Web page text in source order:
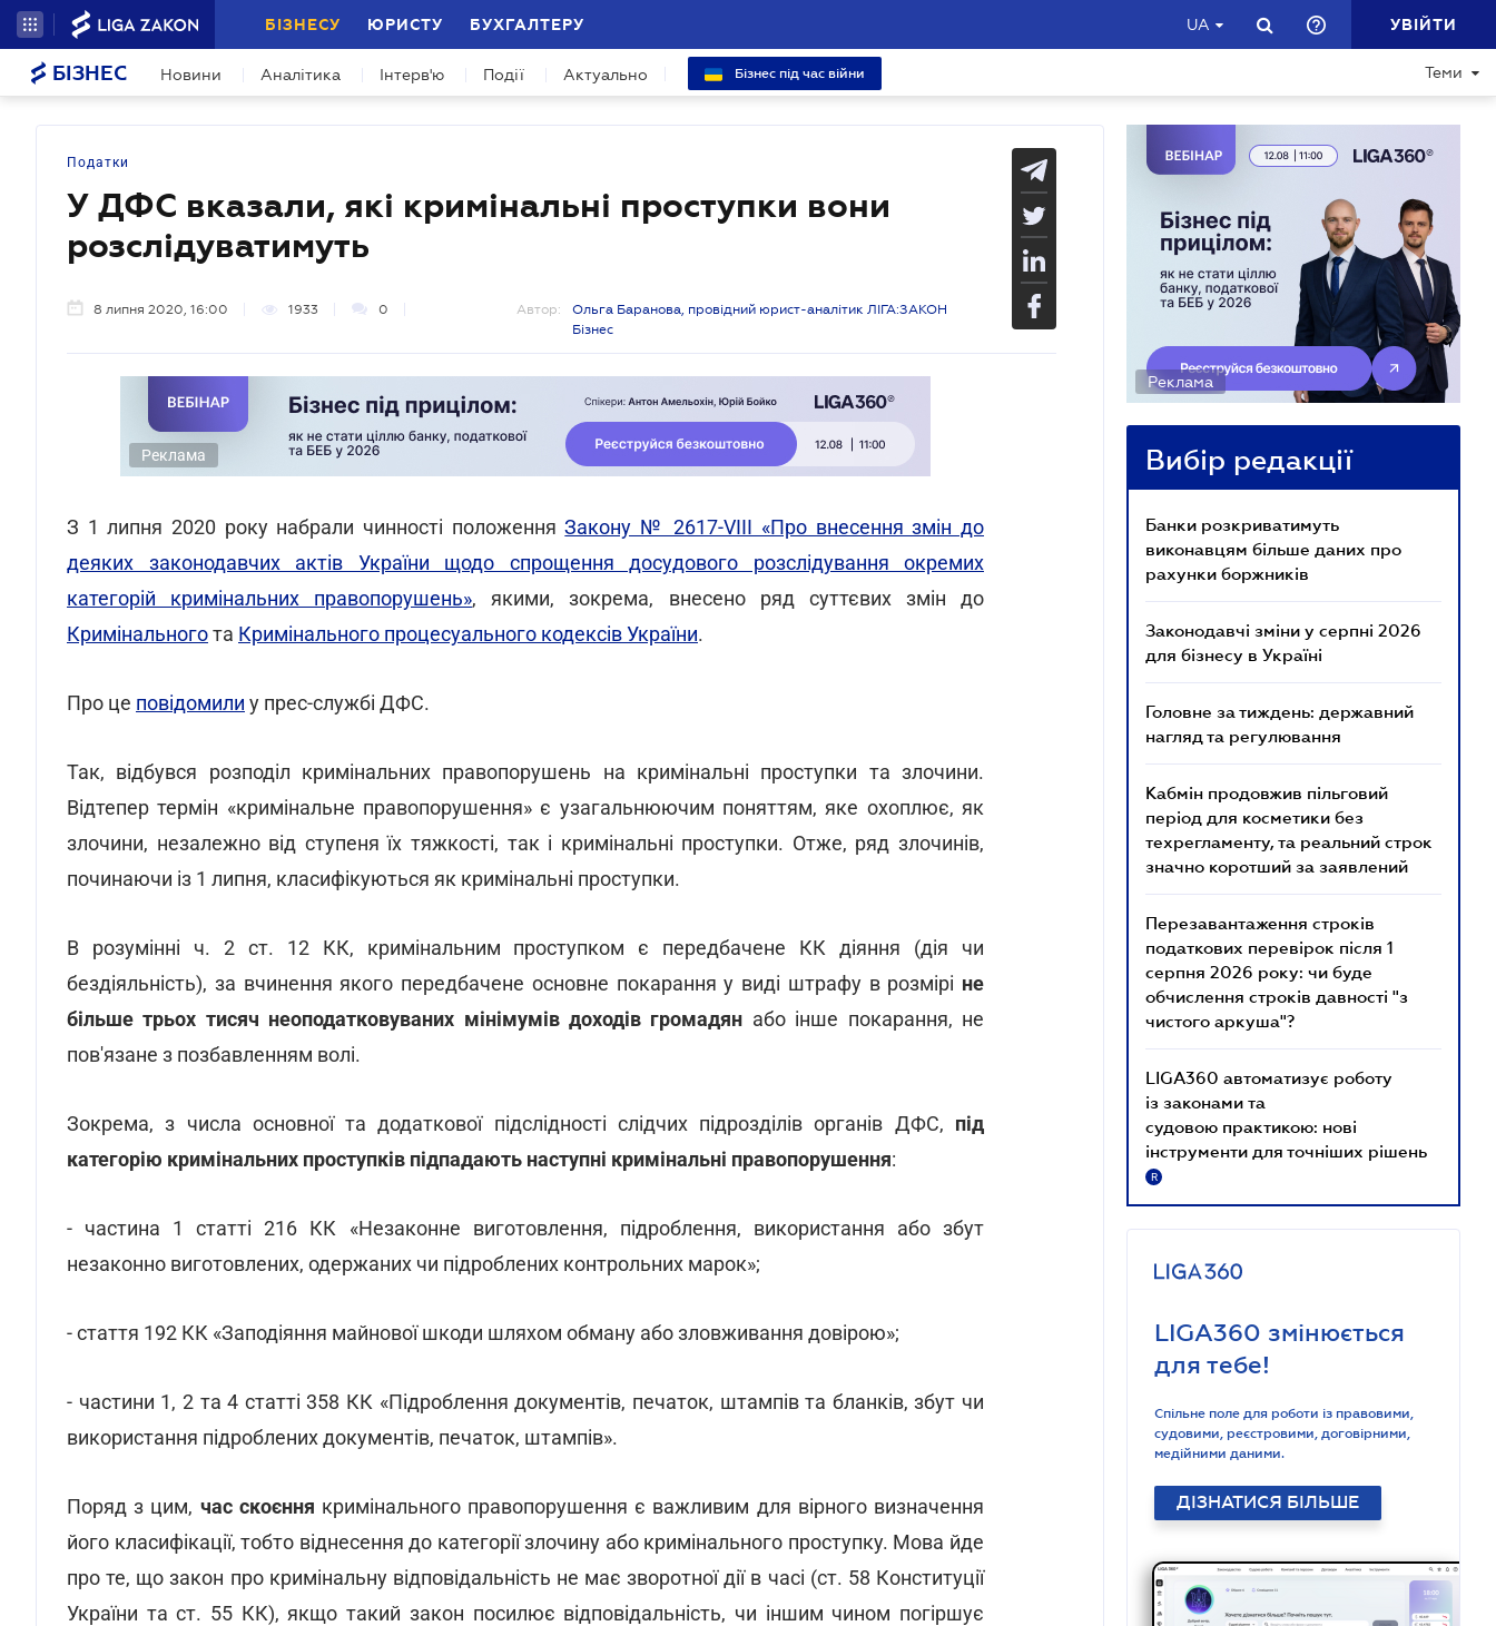
БІЗНЕСУ ЮРИСТУ БУХГАЛТЕРУ UA УВІЙТИ
БІЗНЕС Новини Аналітика Інтерв'ю Події Актуально Бізнес під час війни Теми
Податки
У ДФС вказали, які кримінальні проступки вони
розслідуватимуть
8 липня 2020, 16:00 1933 0 Автор:
Ольга Баранова, провідний юрист-аналітик ЛІГА:ЗАКОН
Бізнес
Реклама
З 1 липня 2020 року набрали чинності положенняЗакону № 2617-VIII «Про внесення змін до
деяких законодавчих актів України щодо спрощення досудового розслідування окремих
категорій кримінальних правопорушень», якими, зокрема, внесено ряд суттєвих змін до
Кримінальногота Кримінального процесуального кодексів України.
Про це повідомили у прес-службі ДФС.
Так, відбувся розподіл кримінальних правопорушень на кримінальні проступки та злочини.
Відтепер термін «кримінальне правопорушення» є узагальнюючим поняттям, яке охоплює, як
злочини, незалежно від ступеня їх тяжкості, так і кримінальні проступки. Отже, ряд злочинів,
починаючи із 1 липня, класифікуються як кримінальні проступки.
В розумінні ч. 2 ст. 12 КК, кримінальним проступком є передбачене КК діяння (дія чи
бездіяльність), за вчинення якого передбачене основне покарання у виді штрафу в розмірі не
більше трьох тисяч неоподатковуваних мінімумів доходів громадян або інше покарання, не
пов'язане з позбавленням волі.
Зокрема, з числа основної та додаткової підслідності слідчих підрозділів органів ДФС, під
категорію кримінальних проступків підпадають наступні кримінальні правопорушення:
- частина 1 статті 216 КК «Незаконне виготовлення, підроблення, використання або збут
незаконно виготовлених, одержаних чи підроблених контрольних марок»;
- стаття 192 КК «Заподіяння майнової шкоди шляхом обману або зловживання довірою»;
- частини 1, 2 та 4 статті 358 КК «Підроблення документів, печаток, штампів та бланків, збут чи
використання підроблених документів, печаток, штампів».
Поряд з цим, час скоєння кримінального правопорушення є важливим для вірного визначення
його класифікації, тобто віднесення до категорії злочину або кримінального проступку. Мова йде
про те, що закон про кримінальну відповідальність не має зворотної дії в часі (ст. 58 Конституції
України та ст. 55 КК), якщо такий закон посилює відповідальність, чи іншим чином погіршує
Реклама
Вибір редакції
Банки розкриватимуть
виконавцям більше даних про
рахунки боржників
Законодавчі зміни у серпні 2026
для бізнесу в Україні
Головне за тиждень: державний
нагляд та регулювання
Кабмін продовжив пільговий
період для косметики без
техрегламенту, та реальний строк
значно коротший за заявлений
Перезавантаження строків
податкових перевірок після 1
серпня 2026 року: чи буде
обчислення строків давності "з
чистого аркуша"?
LIGA360 автоматизує роботу
із законами та
судовою практикою: нові
інструменти для точніших рішень
R
LIGA360 змінюється
для тебе!
Спільне поле для роботи із правовими,
судовими, реєстровими, договірними,
медійними даними.
ДІЗНАТИСЯ БІЛЬШЕ